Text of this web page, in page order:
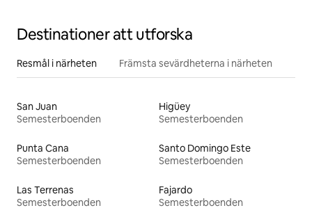
Destinationer att utforska
Resmål i närheten Främsta sevärdheterna i närheten
San Juan
Semesterboenden
Higüey
Semesterboenden
Punta Cana
Semesterboenden
Santo Domingo Este
Semesterboenden
Las Terrenas
Semesterboenden
Fajardo
Semesterboenden